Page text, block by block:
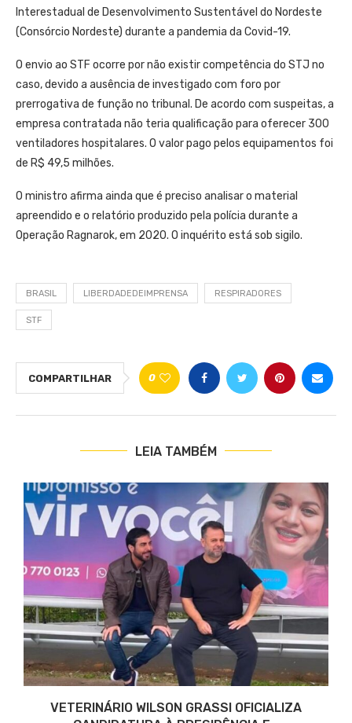
Interestadual de Desenvolvimento Sustentável do Nordeste
(Consórcio Nordeste) durante a pandemia da Covid-19.
O envio ao STF ocorre por não existir competência do STJ no
caso, devido a ausência de investigado com foro por
prerrogativa de função no tribunal. De acordo com suspeitas, a
empresa contratada não teria qualificação para oferecer 300
ventiladores hospitalares. O valor pago pelos equipamentos foi
de R$ 49,5 milhões.
O ministro afirma ainda que é preciso analisar o material
apreendido e o relatório produzido pela polícia durante a
Operação Ragnarok, em 2020. O inquérito está sob sigilo.
BRASIL LIBERDADEDEIMPRENSA RESPIRADORES
STF
COMPARTILHAR 0
LEIA TAMBÉM
VETERINÁRIO WILSON GRASSI OFICIALIZA